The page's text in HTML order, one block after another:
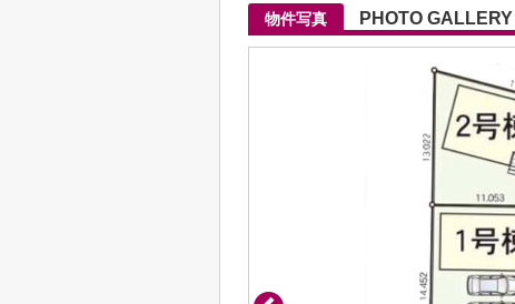
物件写真 PHOTO GALLERY